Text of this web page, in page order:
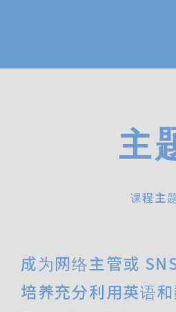
主
课程主
成为网络主管或
培养充分利用英语